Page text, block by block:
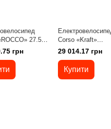
27.5"
27638 (1)
рама сталева,
48V20AH,
грн
Corso «Kraft»
20"дюймів KR-
ТЕМНО-СІРИЙ
сталев,двигун
29 014.17 грн
Купити